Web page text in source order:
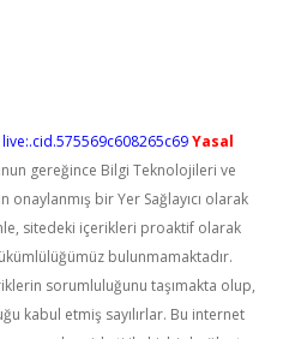
live:.cid.575569c608265c69Yasal
gereğince Bilgi Teknolojileri ve
onaylanmış bir Yer Sağlayıcı olarak
sitedeki içerikleri proaktif olarak
bulunmamaktadır.
sorumluluğunu taşımakta olup,
kabul etmiş sayılırlar. Bu internet